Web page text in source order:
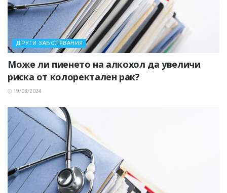
ДРУГИ ЗАБОЛЯВАНИЯ
Може ли пиенето на алкохол да увеличи
риска от колоректален рак?
19/03/2024